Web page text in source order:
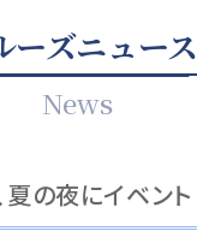
ーズニュース
News
の夜にイベント